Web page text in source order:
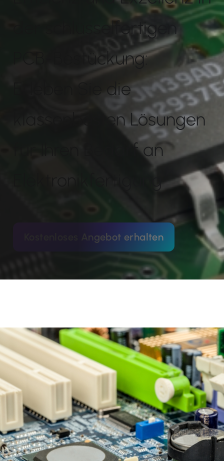
der schlüsselfertigen
PCB-Bestückung:
Erleben Sie die
klassenbesten Lösungen
für Ihren Bedarf an
Elektronikfertigung
Kostenloses Angebot erhalten